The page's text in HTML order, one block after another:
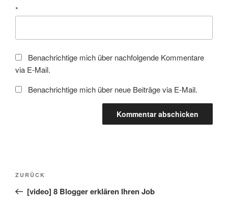
*
Benachrichtige mich über nachfolgende Kommentare
via E-Mail.
Benachrichtige mich über neue Beiträge via E-Mail.
Beitragsnavigation
Vorheriger
Beitrag
ZURÜCK
[video] 8 Blogger erklären Ihren Job